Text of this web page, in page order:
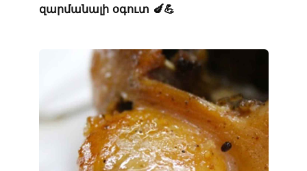
զարմանալի օգուտ 🍆💪